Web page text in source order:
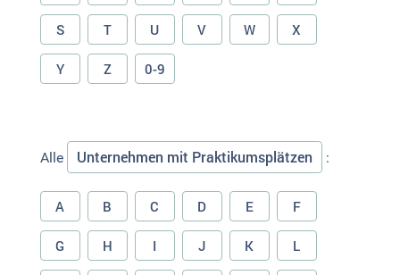
S T U V W X
Y Z 0-9
Alle Unternehmen mit Praktikumsplätzen :
A B C D E F
G H I J K L